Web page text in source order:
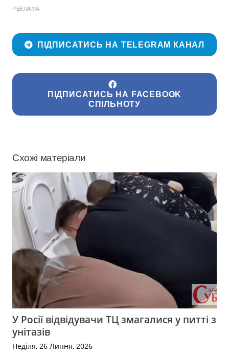
РЕКЛАМА
ПІДПИСАТИСЬ НА TELEGRAM КАНАЛ
ПІДПИСАТИСЬ НА FACEBOOK
СПІЛЬНОТУ
Схожі матеріали
У Росії відвідувачи ТЦ змагалися у питті з
унітазів
Неділя, 26 Липня, 2026